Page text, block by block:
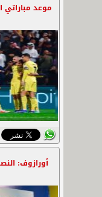
موعد مباراتي
أورازوف: